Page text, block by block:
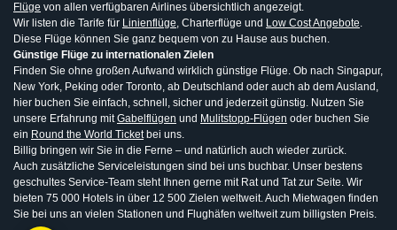
Flüge von allen verfügbaren Airlines übersichtlich angezeigt.
Wir listen die Tarife für Linienflüge, Charterflüge und Low Cost Angebote.
Diese Flüge können Sie ganz bequem von zu Hause aus buchen.
Günstige Flüge zu internationalen Zielen
Finden Sie ohne großen Aufwand wirklich günstige Flüge. Ob nach Singapur,
New York, Peking oder Toronto, ab Deutschland oder auch ab dem Ausland,
hier buchen Sie einfach, schnell, sicher und jederzeit günstig. Nutzen Sie
unsere Erfahrung mitGabelflügen und Mulitstopp-Flügen oder buchen Sie
ein Round the World Ticketbei uns.
Billig bringen wir Sie in die Ferne – und natürlich auch wieder zurück.
Auch zusätzliche Serviceleistungen sind bei uns buchbar. Unser bestens
geschultes Service-Team steht Ihnen gerne mit Rat und Tat zur Seite. Wir
bieten 75 000 Hotels in über 12 500 Zielen weltweit. Auch Mietwagen finden
Sie bei uns an vielen Stationen und Flughäfen weltweit zum billigsten Preis.